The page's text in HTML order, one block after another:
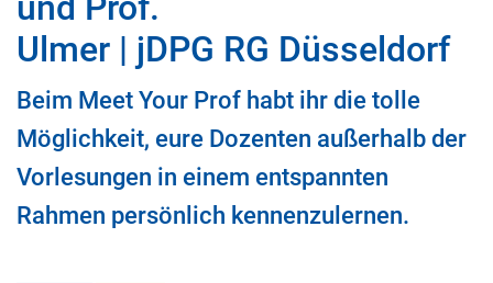
Ulmer | jDPG RG Düsseldorf
Beim Meet Your Prof habt ihr die tolle
Möglichkeit, eure Dozenten außerhalb der
Vorlesungen in einem entspannten
Rahmen persönlich kennenzulernen.